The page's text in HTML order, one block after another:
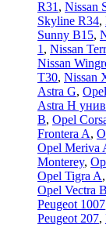
R31 , Nissan
Skyline R34,
Sunny B15,
1 , Nissan
Nissan
T30, Nissan
Astra G,
Astra H
B, Opel
Frontera A,
Opel Meriva
Monterey,
Opel Tigra A,
Opel Vectra В
Peugeot 1007
Peugeot 207,